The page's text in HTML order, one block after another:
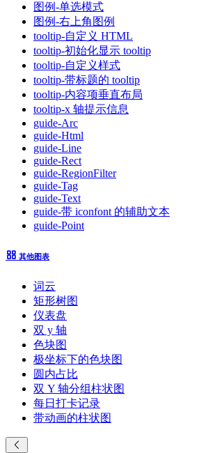
图例-单选模式
图例-右上角图例
tooltip-自定义 HTML
tooltip-初始化显示 tooltip
tooltip-自定义样式
tooltip-带标题的 tooltip
tooltip-内容项垂直布局
tooltip-x 轴提示信息
guide-Arc
guide-Html
guide-Line
guide-Rect
guide-RegionFilter
guide-Tag
guide-Text
guide-带 iconfont 的辅助文本
guide-Point
其他图表
词云
矩形树图
仪表盘
双 y 轴
色块图
极坐标下的色块图
圆内占比
双 Y 轴分组柱状图
每日打卡记录
带动画的柱状图